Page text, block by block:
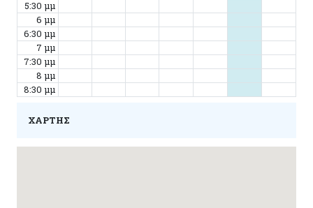
5:30 μμ
6 μμ
6:30 μμ
7 μμ
7:30 μμ
8 μμ
8:30 μμ
ΧΑΡΤΗΣ